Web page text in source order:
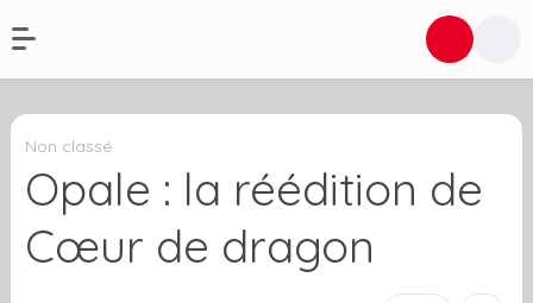
Non classé
Opale : la réédition de
Cœur de dragon